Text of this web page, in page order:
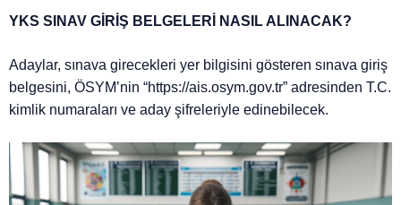
YKS SINAV GİRİŞ BELGELERİ NASIL ALINACAK?
Adaylar, sınava girecekleri yer bilgisini gösteren sınava giriş
belgesini, ÖSYM’nin “https://ais.osym.gov.tr” adresinden T.C.
kimlik numaraları ve aday şifreleriyle edinebilecek.